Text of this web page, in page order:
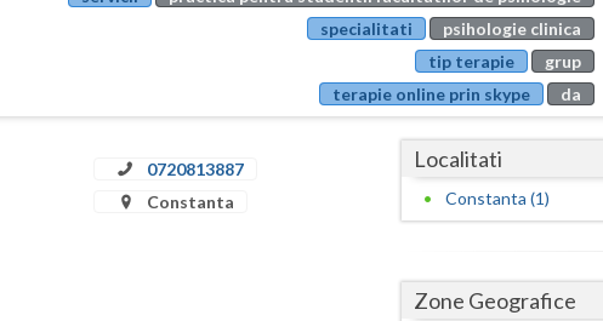
specialitati
psihologie clinica
tip terapie
grup
terapie online prin skype
da
0720813887
Constanta
Localitati
Constanta (1)
Zone Geografice